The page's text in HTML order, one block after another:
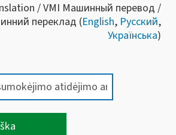
/ VMI Машинный перевод /
переклад (English, Русский,
Українська)